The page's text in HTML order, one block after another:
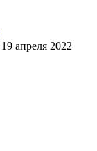
19 апреля 2022